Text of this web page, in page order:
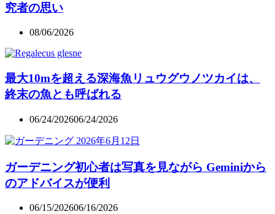
究者の思い
08/06/2026
最大10mを超える深海魚リュウグウノツカイは、
終末の魚とも呼ばれる
06/24/202606/24/2026
ガーデニング初心者は写真を見ながら Geminiから
のアドバイスが便利
06/15/202606/16/2026